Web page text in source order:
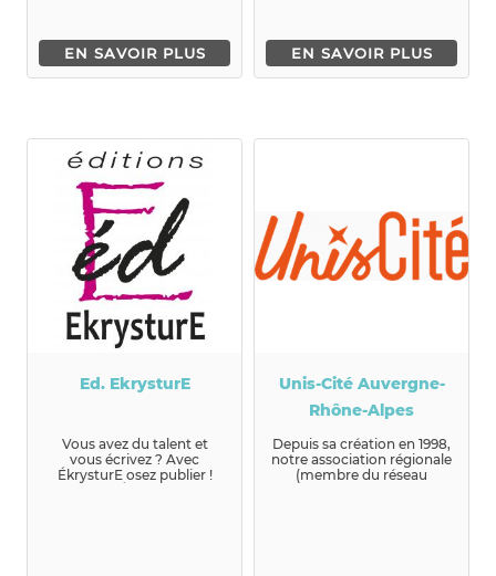
EN SAVOIR PLUS EN SAVOIR PLUS
Ed. EkrysturE
Vous avez du talent et
vous écrivez ? Avec
ÉkrysturE osez publier !
Unis-Cité Auvergne-
Rhône-Alpes
Depuis sa création en 1998,
notre association régionale
(membre du réseau